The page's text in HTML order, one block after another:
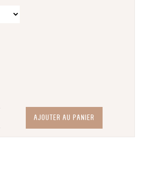
AJOUTER AU PANIER